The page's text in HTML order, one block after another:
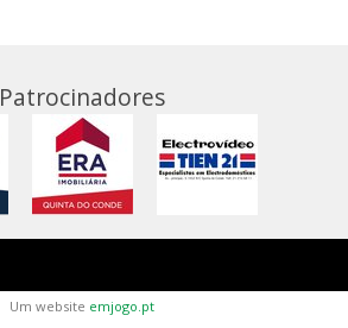
Patrocinadores
Um website emjogo.pt